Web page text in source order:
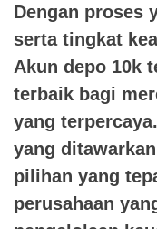
Dengan proses
serta tingkat
Akun depo 10k
terbaik bagi
yang
yang
pilihan yang
perusahaan